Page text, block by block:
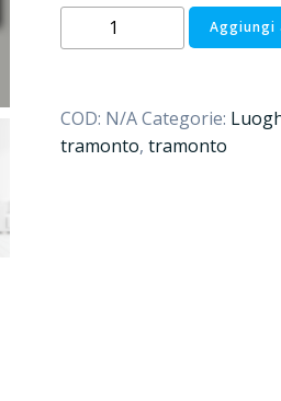
Tag
quantità
Aggiungi
COD: N/ACategorie:
tramonto, tramonto